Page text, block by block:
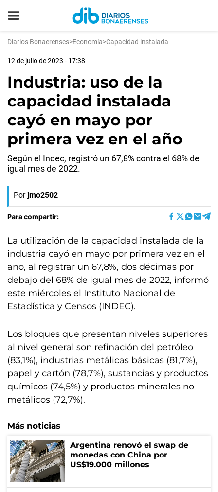
Diarios Bonaerenses>Economía>Capacidad instalada
12 de julio de 2023 - 17:38
Industria: uso de la
capacidad instalada
cayó en mayo por
primera vez en el año
Según el Indec, registró un 67,8% contra el 68% de
igual mes de 2022.
Por jmo2502
Para compartir:
La utilización de la capacidad instalada de la
industria cayó en mayo por primera vez en el
año, al registrar un 67,8%, dos décimas por
debajo del 68% de igual mes de 2022, informó
este miércoles el Instituto Nacional de
Estadística y Censos (INDEC).
Los bloques que presentan niveles superiores
al nivel general son refinación del petróleo
(83,1%), industrias metálicas básicas (81,7%),
papel y cartón (78,7%), sustancias y productos
químicos (74,5%) y productos minerales no
metálicos (72,7%).
Más noticias
Argentina renovó el swap de
monedas con China por
US$19.000 millones